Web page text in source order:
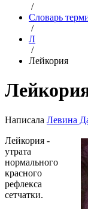
/
Словарь
/
Л
/
Лейкория
Написала Левина
Лейкория -
утрата
нормального
красного
рефлекса
сетчатки.